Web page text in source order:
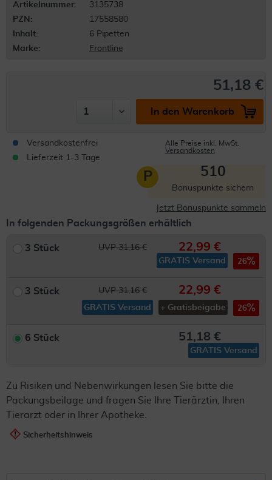
Artikelnummer:
3135738
PZN:
17558580
Inhalt:
6 Pipetten
Marke:
Frontline
51,18 €
In den Warenkorb
Versandkostenfrei
Lieferzeit 1-3 Tage
Alle Preise inkl. MwSt.
Versandkosten
P 510
Bonuspunkte sichern
Jetzt Bonuspunkte sammeln
In folgenden Packungsgrößen erhältlich
3 Stück UVP 31,16 € 22,99 €
GRATIS Versand 26
3 Stück UVP 31,16 € 22,99 €
GRATIS Versand + Gratisbeigabe 26
6 Stück 51,18 €
GRATIS Versand
Zu Risiken und Nebenwirkungen lesen Sie bitte die
Packungsbeilage und fragen Sie Ihre Tierärztin, Ihren
Tierarzt oder in Ihrer Apotheke.
Sicherheitshinweis